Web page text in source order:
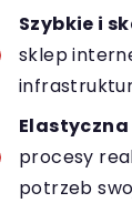
Szybkie i
sklep
procesy
potrzeb